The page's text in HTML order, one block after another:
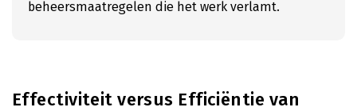
beheersmaatregelen die het werk verlamt.
Effectiviteit versus Efficiëntie van